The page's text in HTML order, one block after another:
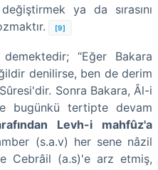
ya da sırasını
[9]
“Eğer Bakara
denilirse, ben de derim
Sonra Bakara, Âl-i
bugünkü tertipte devam
Levh-i mahfûz'a
(s.a.v) her sene nâzil
Cebrâil (a.s)'e arz etmiş,